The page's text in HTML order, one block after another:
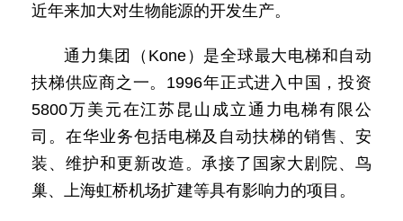
近年来加大对生物能源的开发生产。
通力集团（Kone）是全球最大电梯和自动
扶梯供应商之一。1996年正式进入中国，投资
5800万美元在江苏昆山成立通力电梯有限公
司。在华业务包括电梯及自动扶梯的销售、安
装、维护和更新改造。承接了国家大剧院、鸟
巢、上海虹桥机场扩建等具有影响力的项目。